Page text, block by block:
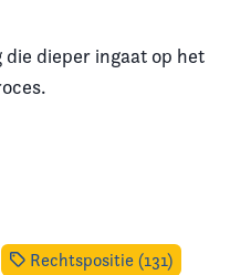
dieper ingaat op het
Rechtspositie (131)